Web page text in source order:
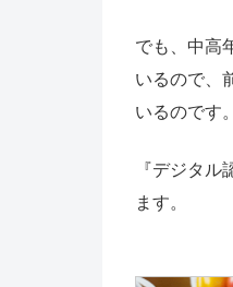
でも、中高
いるので、
いるのです。
『デジタ
ます。